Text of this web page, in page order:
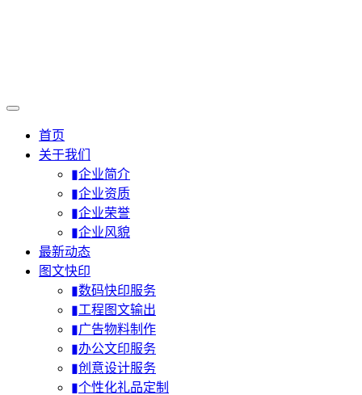
首页
关于我们
▮企业简介
▮企业资质
▮企业荣誉
▮企业风貌
最新动态
图文快印
▮数码快印服务
▮工程图文输出
▮广告物料制作
▮办公文印服务
▮创意设计服务
▮个性化礼品定制